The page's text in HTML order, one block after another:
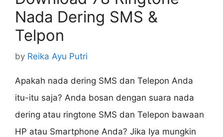
Nada Dering SMS &
Telpon
by Reika Ayu Putri
Apakah nada dering SMS dan Telepon Anda
itu-itu saja? Anda bosan dengan suara nada
dering atau ringtone SMS dan Telepon bawaan
HP atau Smartphone Anda? Jika Iya mungkin